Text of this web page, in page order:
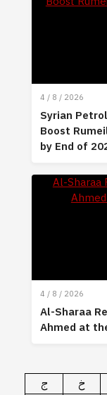
4 / 8 / 2026
Syrian
Boost
by End of
4 / 8 / 2026
Al-Sharaa
Ahmed at
خ
ج